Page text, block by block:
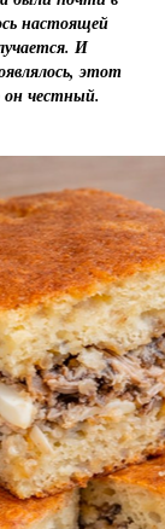
настоящей
И
этот
честный.